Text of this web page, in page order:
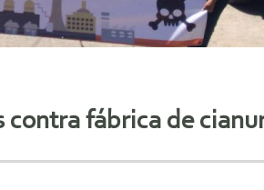
fábrica de